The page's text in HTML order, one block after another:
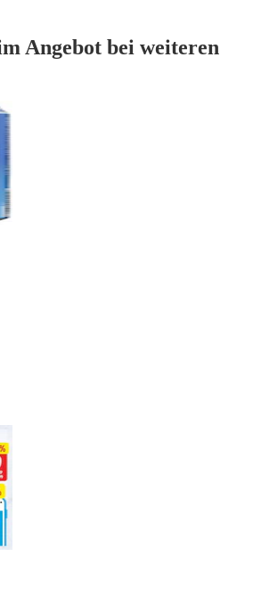
Angebot bei weiteren